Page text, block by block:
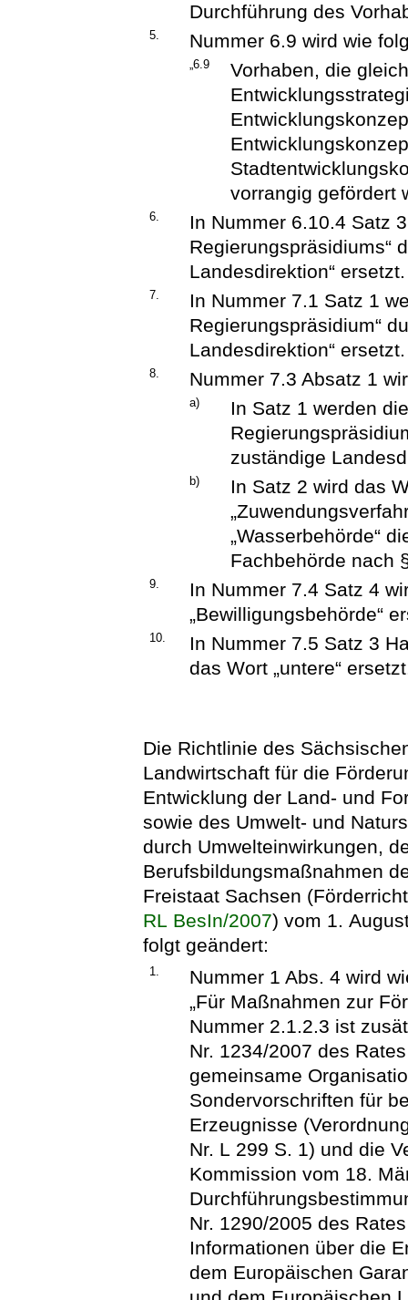
Durchführung des
5. Nummer 6.9 wird wie
„6.9
Vorhaben, die
vorrangig gefördert
6.
In Nummer 6.10.4 Satz
Regierungspräsidiums“
Landesdirektion“ ersetzt.
7.
In Nummer 7.1 Satz 1
Regierungspräsidium“
Landesdirektion“ ersetzt.
8. Nummer 7.3 Absatz 1
a)
In Satz 1 werden
zuständige
b)
In Satz 2 wird das
„Wasserbehörde“
Fachbehörde nach
9.
In Nummer 7.4 Satz 4
„Bewilligungsbehörde“
10.
In Nummer 7.5 Satz 3
das Wort „untere“
Die Richtlinie des
Landwirtschaft für die
Entwicklung der Land- und
sowie des Umwelt- und
durch Umwelteinwirkungen,
Berufsbildungsmaßnahmen
Freistaat Sachsen
RL BesIn/2007) vom 1.
folgt geändert:
1.
Nummer 1 Abs. 4 wird
„Für Maßnahmen zur
Nummer 2.1.2.3 ist
Nr. 1234/2007 des
gemeinsame
Sondervorschriften für
Erzeugnisse
Nr. L 299 S. 1) und die
Kommission vom 18.
Nr. 1290/2005 des
Informationen über die
dem Europäischen